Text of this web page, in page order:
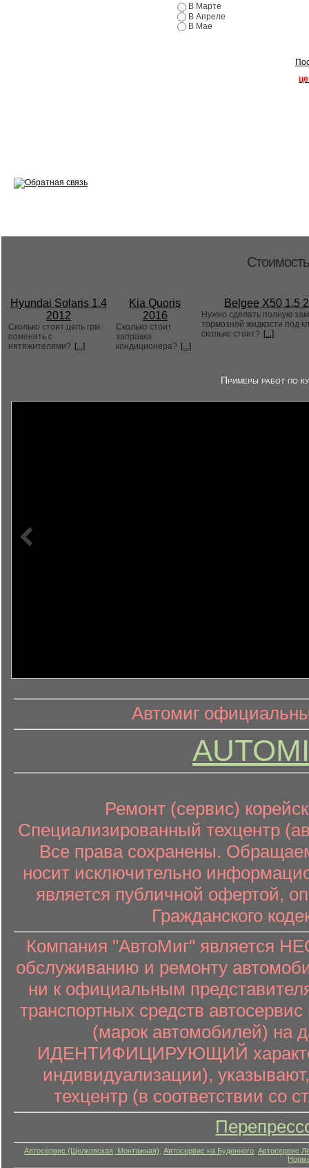
В Марте
В Апреле
В Мае
Hyundai Solaris 1.4
2012
Сколько стоит цепь грм
поменять с
нятяжителями? [...]
Kia Quoris
2016
Сколько стоит
заправка
кондиционера? [...]
Belgee X50 1.5
Нужно сделать полную
тормозной жидкости под
сколько стоит? [...]
Примеры работ по
информационный контент
Автомиг
Ремонт (сервис)
Специализированный техцентр
Все права сохранены.
носит исключительно
является публичной офертой,
Гражданского
Компания "АвтоМиг" является
обслуживанию и ремонту
ни к официальным
транспортных средств
(марок автомобилей) на
ИДЕНТИФИЦИРУЮЩИЙ характер
индивидуализации),
техцентр (в соответствии со
Автосервис (Щелковская, Монтажная) Автосервис на Буденного Автосервис